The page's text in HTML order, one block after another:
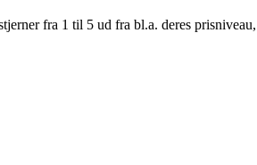
fra 1 til 5 ud fra bl.a. deres